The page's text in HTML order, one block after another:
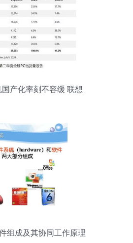
产化率刻不容缓 联想
组成及其协同工作原理